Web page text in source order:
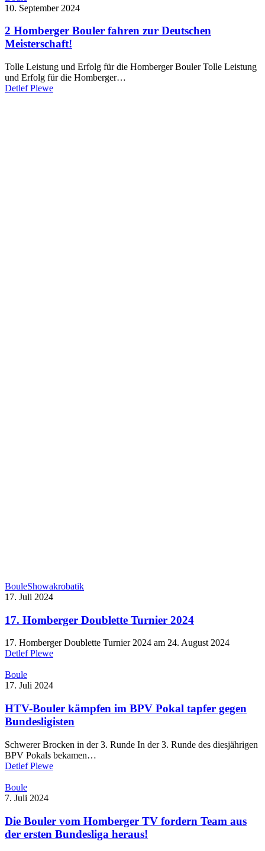
10. September 2024
2 Homberger Bouler fahren zur Deutschen
Meisterschaft!
Tolle Leistung und Erfolg für die Homberger Bouler Tolle Leistung
und Erfolg für die Homberger…
Detlef Plewe
BouleShowakrobatik
17. Juli 2024
17. Homberger Doublette Turnier 2024
17. Homberger Doublette Turnier 2024 am 24. August 2024
Detlef Plewe
Boule
17. Juli 2024
HTV-Bouler kämpfen im BPV Pokal tapfer gegen
Bundesligisten
Schwerer Brocken in der 3. Runde In der 3. Runde des diesjährigen
BPV Pokals bekamen…
Detlef Plewe
Boule
7. Juli 2024
Die Bouler vom Homberger TV fordern Team aus
der ersten Bundesliga heraus!